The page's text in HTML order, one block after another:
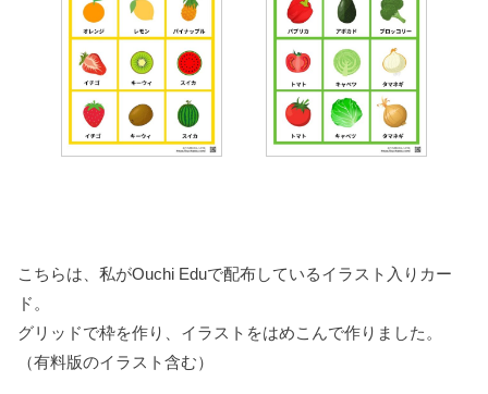
こちらは、私がOuchi Eduで配布しているイラスト入りカー
ド。
グリッドで枠を作り、イラストをはめこんで作りました。
（有料版のイラスト含む）